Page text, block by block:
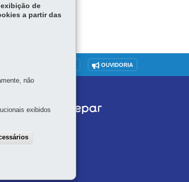
OUVIDORIA
de
a partir das
não
exibidos